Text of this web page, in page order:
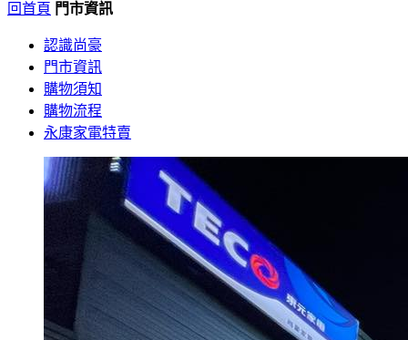
回首頁 門市資訊
認識尚豪
門市資訊
購物須知
購物流程
永康家電特賣